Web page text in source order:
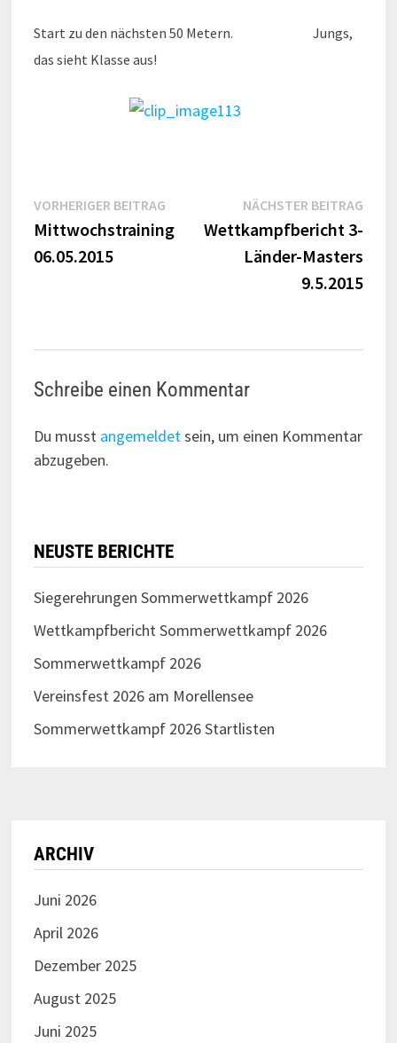
Start zu den nächsten 50 Metern. Jungs,
das sieht Klasse aus!
Beitragsnavigation
VORHERIGER BEITRAGVorheriger
Beitrag:
Mittwochstraining
06.05.2015
NÄCHSTER BEITRAG
Wettkampfbericht 3-
Länder-Masters
9.5.2015
Schreibe einen Kommentar
Du musst angemeldetsein, um einen Kommentar
abzugeben.
NEUSTE BERICHTE
Siegerehrungen Sommerwettkampf 2026
Wettkampfbericht Sommerwettkampf 2026
Sommerwettkampf 2026
Vereinsfest 2026 am Morellensee
Sommerwettkampf 2026 Startlisten
ARCHIV
Juni 2026
April 2026
Dezember 2025
August 2025
Juni 2025